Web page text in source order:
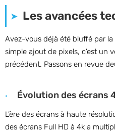
Les avancées
Avez-vous déjà été bluffé par la
simple ajout de pixels, c’est un
précédent. Passons en revue
Évolution des écrans
L’ère des écrans à haute
des écrans Full HD à 4k a